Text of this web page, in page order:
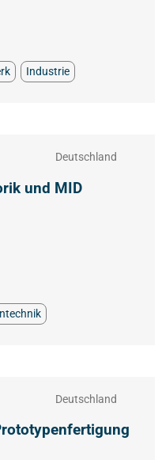
Industrie
Deutschland
und MID
Deutschland